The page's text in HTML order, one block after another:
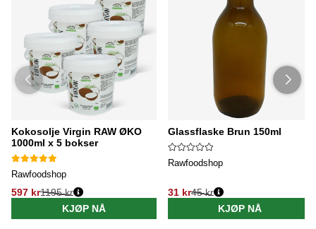
Kokosolje Virgin RAW ØKO
1000ml x 5 bokser
Rawfoodshop
597 kr1195 kr
KJØP NÅ
Glassflaske Brun 150ml
Rawfoodshop
31 kr45 kr
KJØP NÅ